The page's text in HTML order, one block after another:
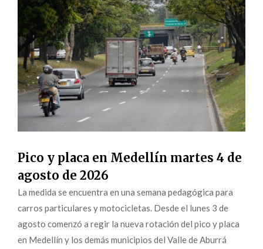
Pico y placa en Medellín martes 4 de
agosto de 2026
La medida se encuentra en una semana pedagógica para
carros particulares y motocicletas. Desde el lunes 3 de
agosto comenzó a regir la nueva rotación del pico y placa
en Medellín y los demás municipios del Valle de Aburrá